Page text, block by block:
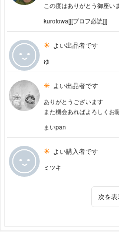
この度はありがとう御座い
kurotowa[[[プロフ必読]]]
よい出品者です
ゆ
よい出品者です
ありがとうございます
また機会あればよろしくお
まいpan
よい購入者です
ミツキ
次を